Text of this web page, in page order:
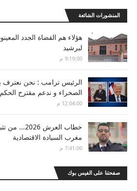
المنشورات الشائعة
هؤلاء هم القضاة الجدد
لبرشيد
9:19:00 م
الرئيس ترامب : نحن نعترف
الصحراء و ندعم مقترح الحكم
12:04:00 م
خطاب العرش
مغرب السيادة الاقتصادية
7:41:00 م
صفحتنا على الفيس بوك